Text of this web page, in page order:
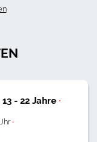
13- 22Jahre ·
·